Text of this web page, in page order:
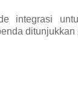
integrasi
ditunjukkan